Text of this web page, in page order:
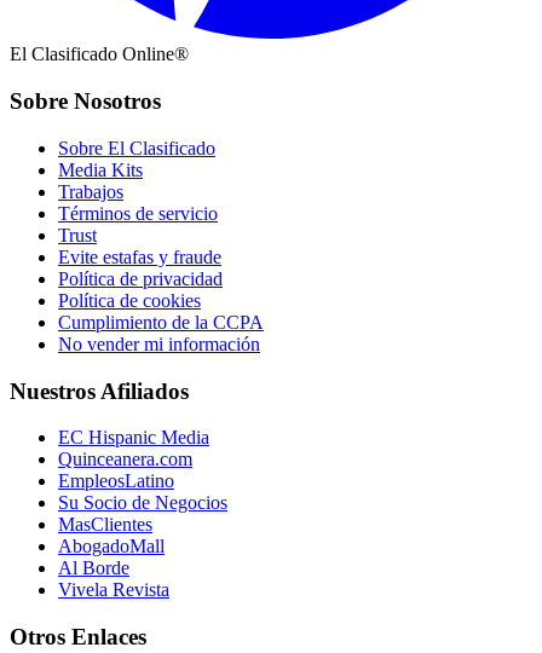
El Clasificado Online®
Sobre Nosotros
Sobre El Clasificado
Media Kits
Trabajos
Términos de servicio
Trust
Evite estafas y fraude
Política de privacidad
Política de cookies
Cumplimiento de la CCPA
No vender mi información
Nuestros Afiliados
EC Hispanic Media
Quinceanera.com
EmpleosLatino
Su Socio de Negocios
MasClientes
AbogadoMall
Al Borde
Vivela Revista
Otros Enlaces